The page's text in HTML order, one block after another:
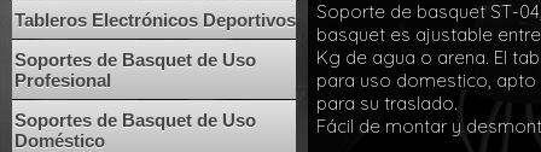
Tableros Electrónicos Deportivos
Soportes de Basquet de Uso
Profesional
Soportes de Basquet de Uso
Doméstico
Soporte de basquet ST-
basquet es ajustable
Kg de agua o arena. El
para uso domestico, apto
para su traslado.
Fácil de montar y